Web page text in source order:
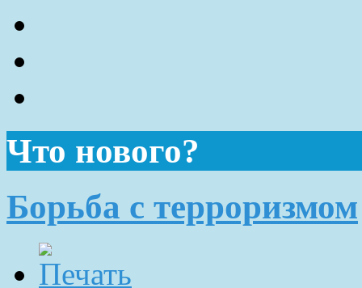
Что нового?
Борьба с терроризмом